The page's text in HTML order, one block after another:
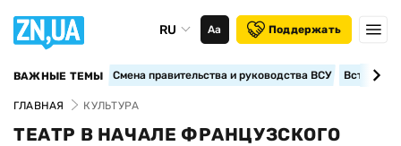
RU Аа Поддержать
ВАЖНЫЕ ТЕМЫ Смена правительства и руководства ВСУ
ГЛАВНАЯ КУЛЬТУРА
ТЕАТР В НАЧАЛЕ ФРАНЦУЗСКОГО